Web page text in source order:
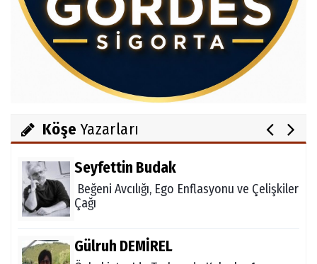
Köşe Yazarları
Av.Cenap GÜVEN
Gördesli Şair Alim Atay
Salih OKKALI
Seyfettin Budak
Beğeni Avcılığı, Ego Enflasyonu ve Çelişkiler
Çağı
Gülruh DEMİREL